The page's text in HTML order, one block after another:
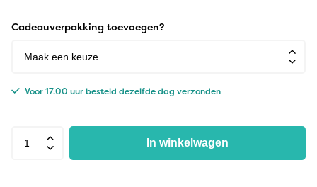
Cadeauverpakking toevoegen?
Voor 17.00 uur besteld dezelfde dag verzonden
In winkelwagen